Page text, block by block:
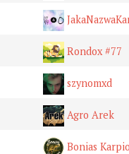
Rondox #77
szynomxd
Agro Arek
Bonias